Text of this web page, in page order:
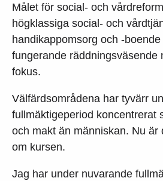
Målet för social- och
högklassiga social- och
handikappomsorg och -
fungerande räddningsväsende
fokus.
Välfärdsområdena har tyvärr
fullmäktigeperiod koncentrerat
och makt än människan. Nu är
om kursen.
Jag har under nuvarande